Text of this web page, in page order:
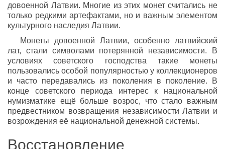
довоенной Латвии. Многие из этих монет считались не
только редкими артефактами, но и важным элементом
культурного наследия Латвии.
Монеты довоенной Латвии, особенно латвийский
лат, стали символами потерянной независимости. В
условиях советского господства такие монеты
пользовались особой популярностью у коллекционеров
и часто передавались из поколения в поколение. В
конце советского периода интерес к национальной
нумизматике ещё больше возрос, что стало важным
предвестником возвращения независимости Латвии и
возрождения её национальной денежной системы.
Восстановление